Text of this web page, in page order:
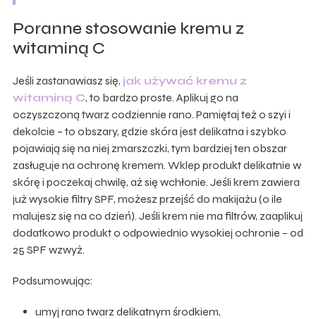
Poranne stosowanie kremu z
witaminą C
Jeśli zastanawiasz się, jak używać kremu z
witaminą C, to bardzo proste. Aplikuj go na
oczyszczoną twarz codziennie rano. Pamiętaj też o szyi i
dekolcie – to obszary, gdzie skóra jest delikatna i szybko
pojawiają się na niej zmarszczki, tym bardziej ten obszar
zasługuje na ochronę kremem. Wklep produkt delikatnie w
skórę i poczekaj chwilę, aż się wchłonie. Jeśli krem zawiera
już wysokie filtry SPF, możesz przejść do makijażu (o ile
malujesz się na co dzień). Jeśli krem nie ma filtrów, zaaplikuj
dodatkowo produkt o odpowiednio wysokiej ochronie – od
25 SPF wzwyż.
Podsumowując:
umyj rano twarz delikatnym środkiem,